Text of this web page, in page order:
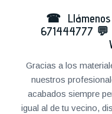
☎ Llámenos
671444777 💬
Gracias a los
nuestros
acabados siempre
igual al de tu vecino,